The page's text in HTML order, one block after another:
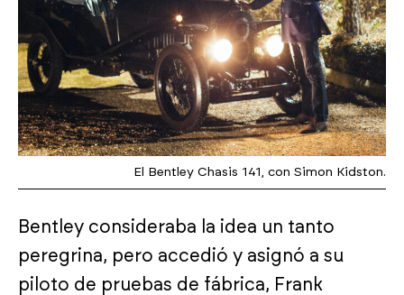
El Bentley Chasis 141, con Simon Kidston.
Bentley consideraba la idea un tanto
peregrina, pero accedió y asignó a su
piloto de pruebas de fábrica, Frank